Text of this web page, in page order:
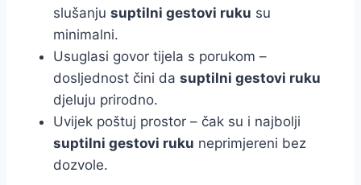
slušanju suptilni gestovi ruku su
minimalni.
Usuglasi govor tijela s porukom –
dosljednost čini da suptilni gestovi ruku
djeluju prirodno.
Uvijek poštuj prostor – čak su i najbolji
suptilni gestovi ruku neprimjereni bez
dozvole.